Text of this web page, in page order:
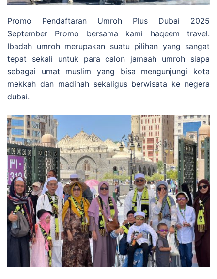
Promo Pendaftaran Umroh Plus Dubai 2025
September Promo bersama kami haqeem travel.
Ibadah umroh merupakan suatu pilihan yang sangat
tepat sekali untuk para calon jamaah umroh siapa
sebagai umat muslim yang bisa mengunjungi kota
mekkah dan madinah sekaligus berwisata ke negera
dubai.